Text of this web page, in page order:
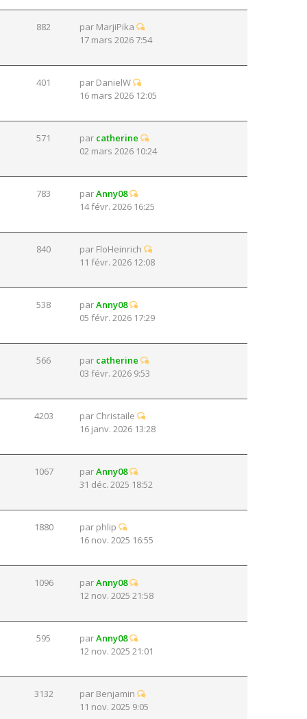
882 par MarjiPika
17 mars 2026 7:54
401 par DanielW
16 mars 2026 12:05
571 par catherine
02 mars 2026 10:24
783 parAnny08
14 févr. 2026 16:25
840 par FloHeinrich
11 févr. 2026 12:08
538 parAnny08
05 févr. 2026 17:29
566 par catherine
03 févr. 2026 9:53
4203 par Christaile
16 janv. 2026 13:28
1067 parAnny08
31 déc. 2025 18:52
1880 par phlip
16 nov. 2025 16:55
1096 parAnny08
12 nov. 2025 21:58
595 parAnny08
12 nov. 2025 21:01
3132 par Benjamin
11 nov. 2025 9:05